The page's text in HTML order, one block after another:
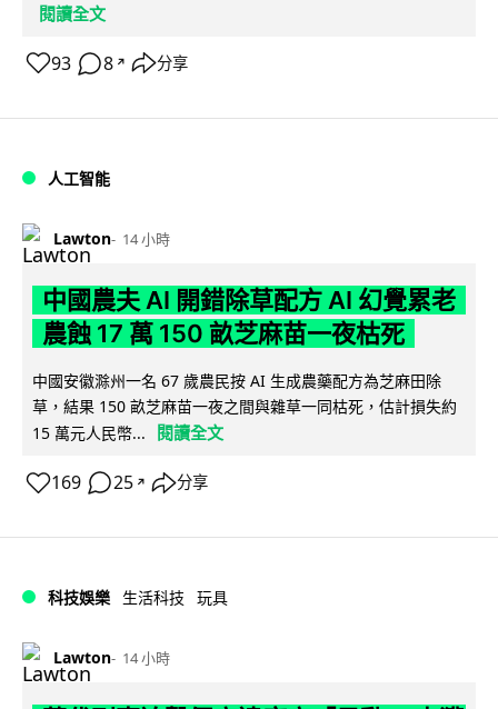
閱讀全文
93 8 ↗ 分享
人工智能
Lawton 14 小時
中國農夫 AI 開錯除草配方 AI 幻覺累老
農蝕 17 萬 150 畝芝麻苗一夜枯死
中國安徽滁州一名 67 歲農民按 AI 生成農藥配方為芝麻田除
草，結果 150 畝芝麻苗一夜之間與雜草一同枯死，估計損失約
15 萬元人民幣...
閱讀全文
169 25 ↗ 分享
科技娛樂 生活科技 玩具
Lawton 14 小時